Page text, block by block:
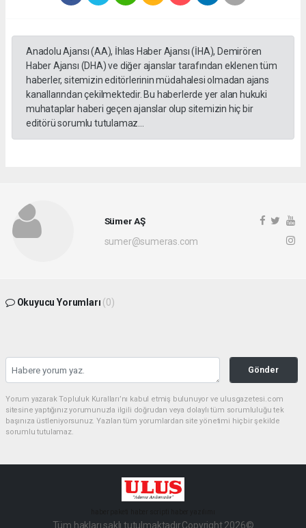
Anadolu Ajansı (AA), İhlas Haber Ajansı (İHA), Demirören
Haber Ajansı (DHA) ve diğer ajanslar tarafından eklenen tüm
haberler, sitemizin editörlerinin müdahalesi olmadan ajans
kanallarından çekilmektedir. Bu haberlerde yer alan hukuki
muhataplar haberi geçen ajanslar olup sitemizin hiç bir
editörü sorumlu tutulamaz...
Sümer AŞ
sumer@sumeras.com
Okuyucu Yorumları (0)
Gönder
Yorum yazarak Topluluk Kuralları’nı kabul etmiş bulunuyor ve ulusgazetesi.com
sitesine yaptığınız yorumunuzla ilgili doğrudan veya dolaylı tüm sorumluluğu tek
başınıza üstleniyorsunuz. Yazılan tüm yorumlardan site yönetimi hiçbir şekilde
sorumlu tutulamaz.
Tüm hakları saklı tutulmaktadır.Copyright 2026©